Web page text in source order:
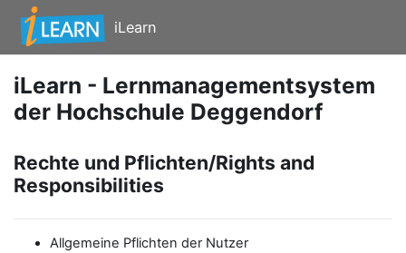
Zum Hauptinhalt
iLearn
iLearn - Lernmanagementsystem
der Hochschule Deggendorf
Rechte und Pflichten/Rights and
Responsibilities
Allgemeine Pflichten der Nutzer